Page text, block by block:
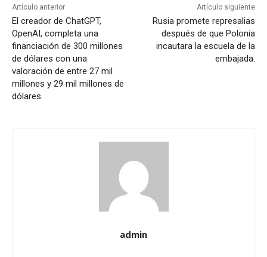
Artículo anterior
El creador de ChatGPT,
OpenAI, completa una
financiación de 300 millones
de dólares con una
valoración de entre 27 mil
millones y 29 mil millones de
dólares.
Artículo siguiente
Rusia promete represalias
después de que Polonia
incautara la escuela de la
embajada.
admin